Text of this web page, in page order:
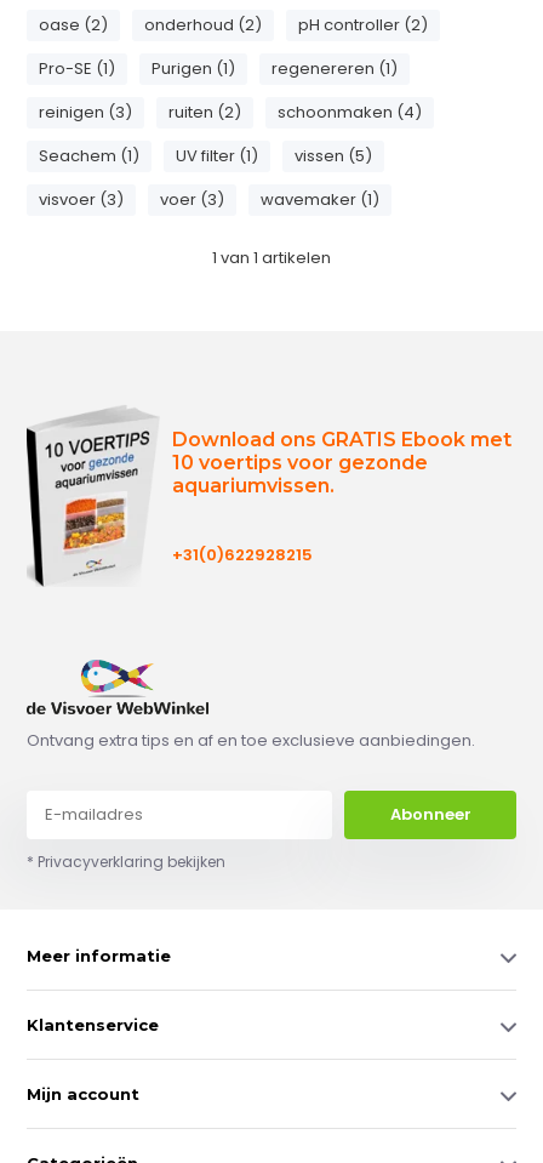
oase (2)
onderhoud (2)
pH controller (2)
Pro-SE (1)
Purigen (1)
regenereren (1)
reinigen (3)
ruiten (2)
schoonmaken (4)
Seachem (1)
UV filter (1)
vissen (5)
visvoer (3)
voer (3) wavemaker (1)
1 van 1 artikelen
Download ons GRATIS Ebook met
10 voertips voor gezonde
aquariumvissen.
+31(0)622928215
Ontvang extra tips en af en toe exclusieve aanbiedingen.
Abonneer
* Privacyverklaring bekijken
Meer informatie
Klantenservice
Mijn account